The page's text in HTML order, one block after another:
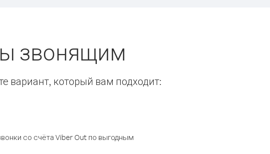
звонящим
вариант, который вам подходит:
со счёта Viber Out по выгодным